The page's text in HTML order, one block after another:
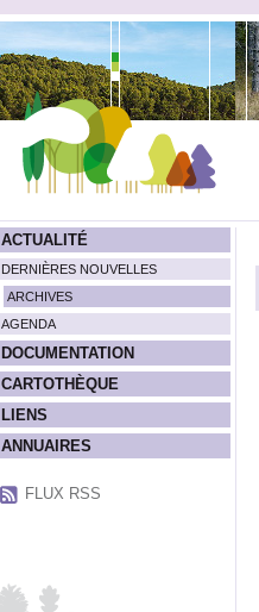
ACTUALITÉ
DERNIÈRES NOUVELLES
ARCHIVES
AGENDA
DOCUMENTATION
CARTOTHÈQUE
LIENS
ANNUAIRES
FLUX RSS